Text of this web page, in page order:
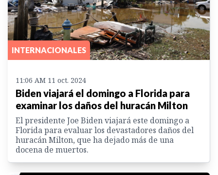
INTERNACIONALES
11:06 AM 11 oct. 2024
Biden viajará el domingo a Florida para
examinar los daños del huracán Milton
El presidente Joe Biden viajará este domingo a
Florida para evaluar los devastadores daños del
huracán Milton, que ha dejado más de una
docena de muertos.